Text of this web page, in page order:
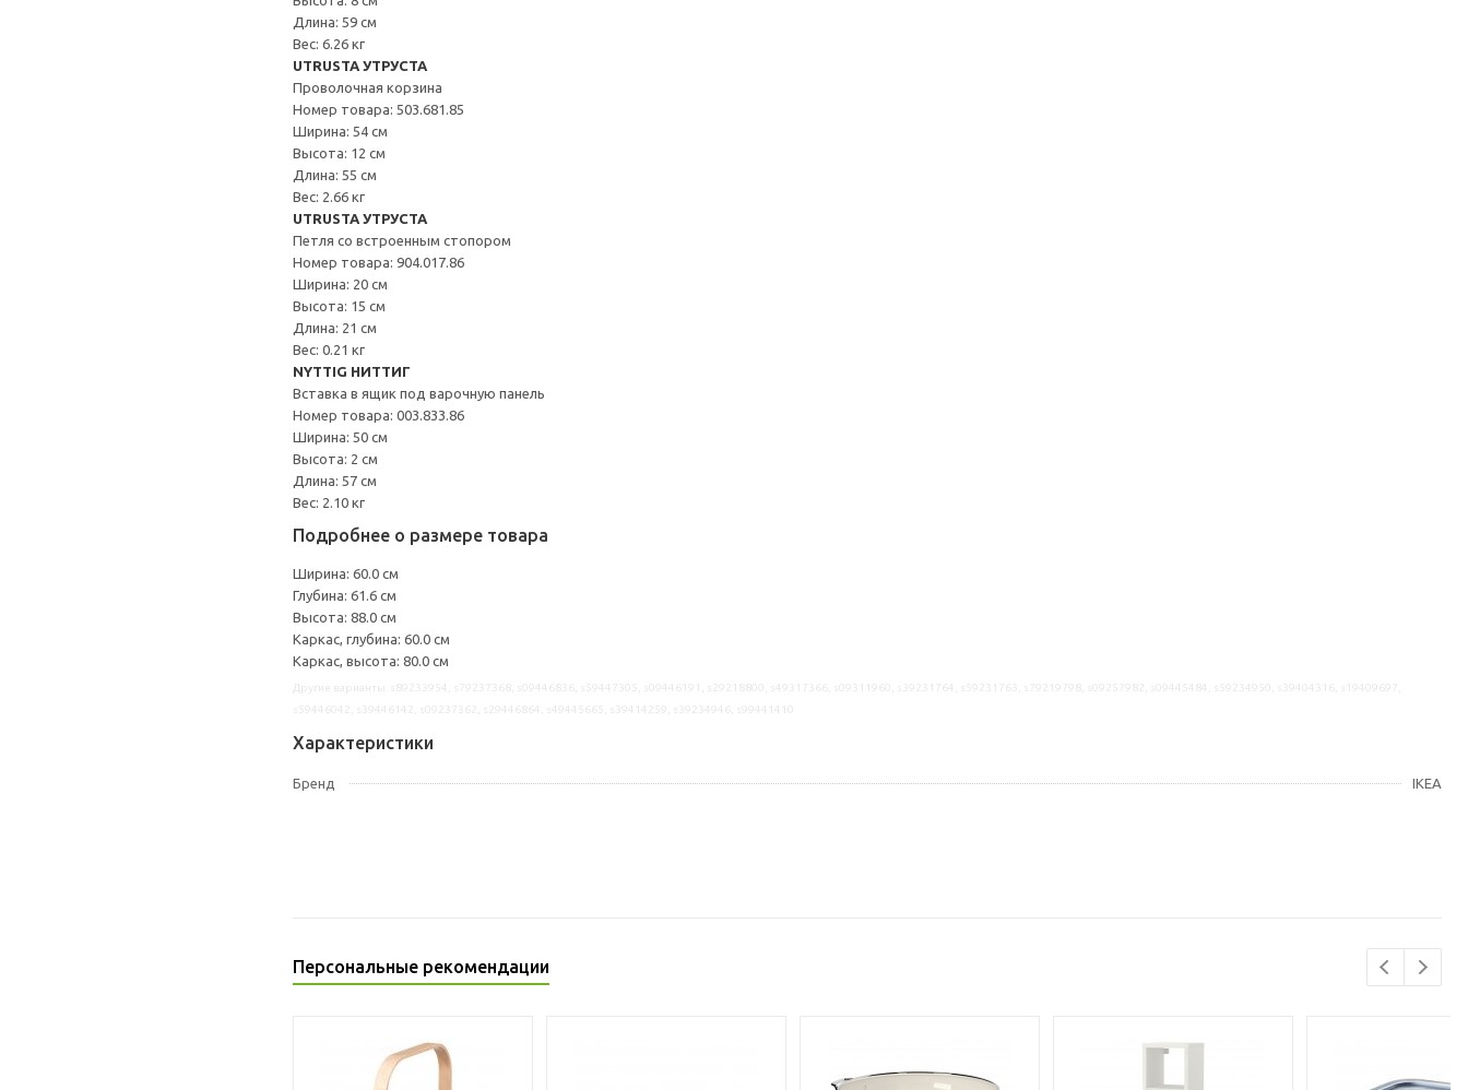
Длина: 59 см
Вес: 6.26 кг
UTRUSTA УТРУСТА
Проволочная корзина
Номер товара: 503.681.85
Ширина: 54 см
Высота: 12 см
Длина: 55 см
Вес: 2.66 кг
UTRUSTA УТРУСТА
Петля со встроенным стопором
Номер товара: 904.017.86
Ширина: 20 см
Высота: 15 см
Длина: 21 см
Вес: 0.21 кг
NYTTIG НИТТИГ
Вставка в ящик под варочную панель
Номер товара: 003.833.86
Ширина: 50 см
Высота: 2 см
Длина: 57 см
Вес: 2.10 кг
Подробнее о размере товара
Ширина: 60.0 см
Глубина: 61.6 см
Высота: 88.0 см
Каркас, глубина: 60.0 см
Каркас, высота: 80.0 см
Характеристики
Бренд IKEA
Персональные рекомендации